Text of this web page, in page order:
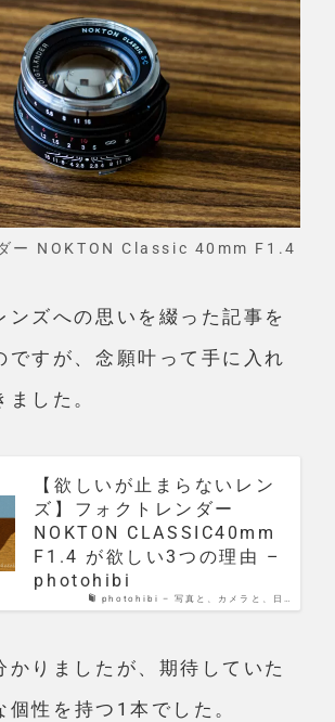
ー NOKTON Classic 40mm F1.4
ンズへの思いを綴った記事を
ですが、念願叶って手に入れ
ました。
photohibi – 写真と、カメラと、日…
【欲しいが止まらないレン
ズ】フォクトレンダー
NOKTON CLASSIC40mm
F1.4 が欲しい3つの理由 –
photohibi
かりましたが、期待していた
個性を持つ1本 でした。